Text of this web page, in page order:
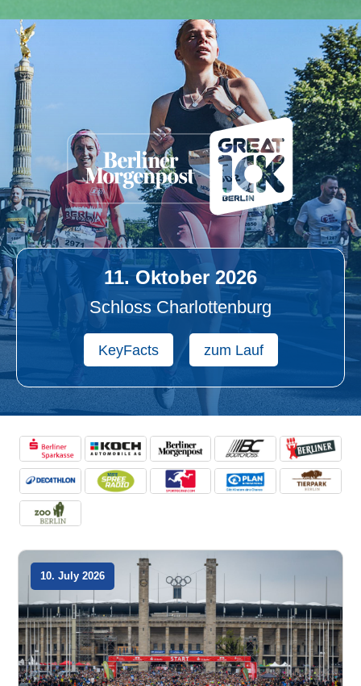
11. Oktober 2026
Schloss Charlottenburg
KeyFacts zum Lauf
10. July 2026